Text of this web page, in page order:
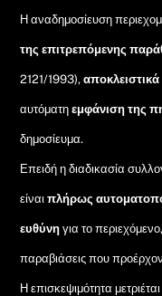
Η αναδημοσίευση
της επιτρεπόμενης
2121/1993),
αυτόματηεμφάνιση της
δημοσίευμα.
Επειδή η διαδικασία
είναιπλήρως
ευθύνη για το
παραβιάσεις που
Η επισκεψιμότητα